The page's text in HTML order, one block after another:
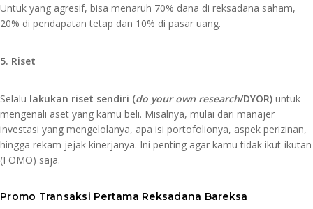
Untuk yang agresif, bisa menaruh 70% dana di reksadana saham,
20% di pendapatan tetap dan 10% di pasar uang.
5. Riset
Selalu lakukan riset sendiri (do your own research/DYOR) untuk
mengenali aset yang kamu beli. Misalnya, mulai dari manajer
investasi yang mengelolanya, apa isi portofolionya, aspek perizinan,
hingga rekam jejak kinerjanya. Ini penting agar kamu tidak ikut-ikutan
(FOMO) saja.
Promo Transaksi Pertama Reksadana Bareksa